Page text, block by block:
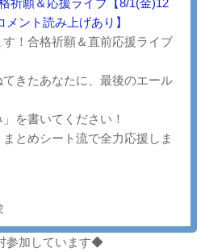
祈願＆応援ライブ【8/1(金)12
ント読み上げあり】
！合格祈願＆直前応援ライブ
きたあなたに、最後のエール
を書いてください！
とめシート流で全力応援しま
参加しています◆